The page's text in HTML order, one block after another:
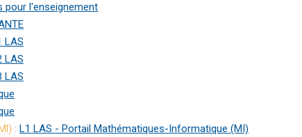
pour l'enseignement
LAS
LAS
LAS
: L1 LAS - Portail Mathématiques-Informatique (MI)